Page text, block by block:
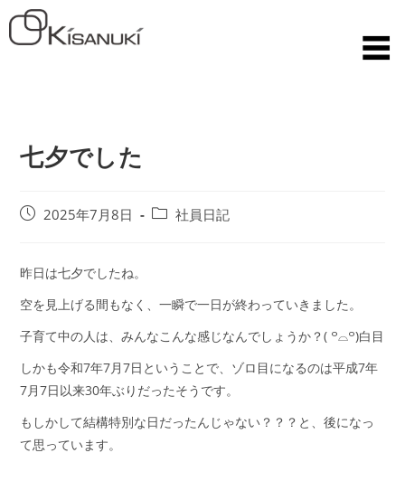
七夕でした
2025年7月8日 社員日記
昨日は七夕でしたね。
空を見上げる間もなく、一瞬で一日が終わっていきました。
子育て中の人は、みんなこんな感じなんでしょうか？( ꒪⌓꒪)白目
しかも令和7年7月7日ということで、ゾロ目になるのは平成7年
7月7日以来30年ぶりだったそうです。
もしかして結構特別な日だったんじゃない？？？と、後になっ
て思っています。